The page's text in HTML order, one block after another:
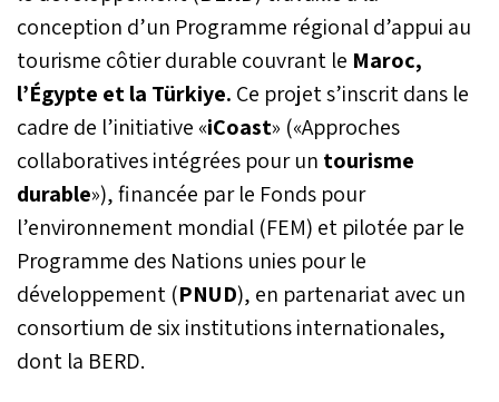
conception d’un Programme régional d’appui au
tourisme côtier durable couvrant le Maroc,
l’Égypte et la Türkiye. Ce projet s’inscrit dans le
cadre de l’initiative «iCoast» («Approches
collaboratives intégrées pour un tourisme
durable»), financée par le Fonds pour
l’environnement mondial (FEM) et pilotée par le
Programme des Nations unies pour le
développement (PNUD), en partenariat avec un
consortium de six institutions internationales,
dont la BERD.